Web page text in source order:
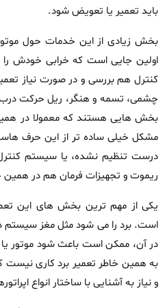
باید تعمیر یا تعویض شود.
بخش زیادی از این خدمات حول
اولین جایی است که خرابی خودش را
کنترل هم بررسی و در صورت نیاز
چشمی، تسمه و هنگر، ریل حرکت
بخش‌ هایی هستند که معمولا در
مشکل خیلی ساده‌ تر از این حرف‌
درست تنظیم نشده، یا سیستم کنترل
ریموت و تجهیزات فرمان هم در
یکی از مهم‌ ترین بخش‌ های این
است. برد را می‌ شود مثل مغز سیستم
در آن، ممکن است باعث شود موتور
به همین خاطر تعمیر برد کاری نیست
و نیاز به آشنایی با ساختار انواع